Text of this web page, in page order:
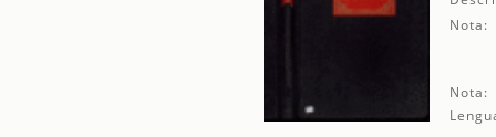
Nota:
Nota: